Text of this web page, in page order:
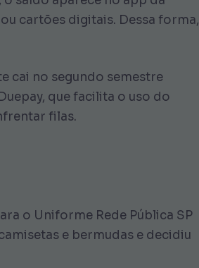
cartões digitais. Dessa forma,
cai no segundo semestre
que facilita o uso do
filas.
o Uniforme Rede Pública SP
e bermudas e decidiu